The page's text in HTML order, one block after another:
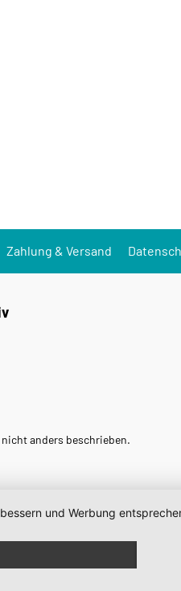
Zahlung & Versand
nicht anders beschrieben.
und Werbung